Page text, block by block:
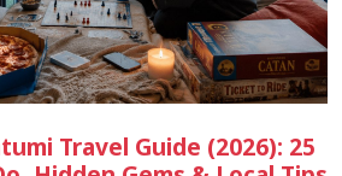
Travel Guide (2026): 25